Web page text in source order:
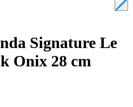
Signature Le
Onix 28 cm